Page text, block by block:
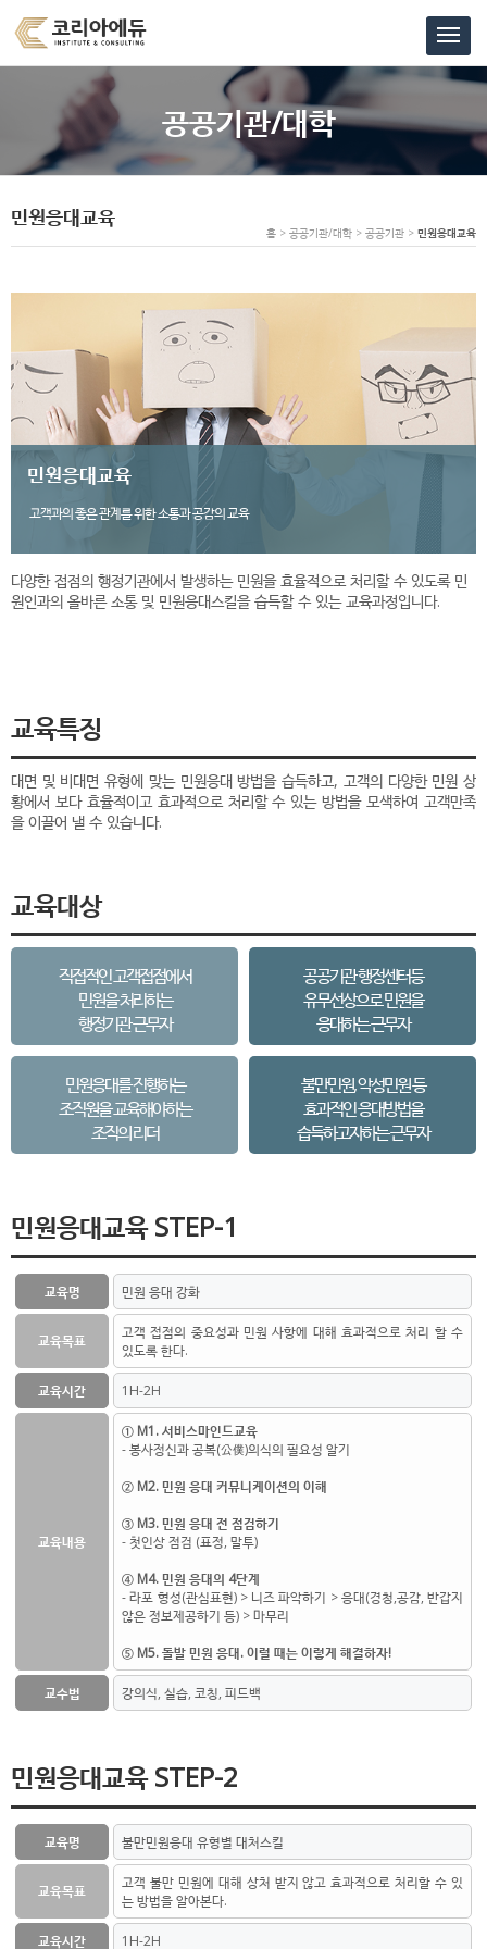
공공기관/대학
민원응대교육
홈 > 공공기관/대학 > 공공기관 > 민원응대교육
민원응대교육
고객과의 좋은 관계를 위한 소통과 공감의 교육
다양한 접점의 행정기관에서 발생하는 민원을 효율적으로 처리할 수 있도록 민
원인과의 올바른 소통 및 민원응대스킬을 습득할 수 있는 교육과정입니다.
교육특징
대면 및 비대면 유형에 맞는 민원응대 방법을 습득하고, 고객의 다양한 민원 상
황에서 보다 효율적이고 효과적으로 처리할 수 있는 방법을 모색하여 고객만족
을 이끌어 낼 수 있습니다.
교육대상
직접적인 고객접점에서
민원을 처리하는
행정기관 근무자
공공기관 행정센터등
유무선상으로 민원을
응대하는 근무자
민원응대를 진행하는
조직원을 교육해야하는
조직의 리더
불만민원, 악성민원 등
효과적인 응대방법을
습득하고자하는 근무자
민원응대교육 STEP-1
교육명 민원 응대 강화
교육목표
고객 접점의 중요성과 민원 사항에 대해 효과적으로 처리 할 수
있도록 한다.
교육시간 1H-2H
교육내용
① M1. 서비스마인드교육
- 봉사정신과 공복(公僕)의식의 필요성 알기
② M2. 민원 응대 커뮤니케이션의 이해
③ M3. 민원 응대 전 점검하기
- 첫인상 점검 (표정, 말투)
④ M4. 민원 응대의 4단계
- 라포 형성(관심표현) > 니즈 파악하기 > 응대(경청,공감, 반갑지
않은 정보제공하기 등) > 마무리
⑤ M5. 돌발 민원 응대. 이럴 때는 이렇게 해결하자!
교수법 강의식, 실습, 코칭, 피드백
민원응대교육 STEP-2
교육명 불만민원응대 유형별 대처스킬
교육목표
고객 불만 민원에 대해 상처 받지 않고 효과적으로 처리할 수 있
는 방법을 알아본다.
교육시간 1H-2H